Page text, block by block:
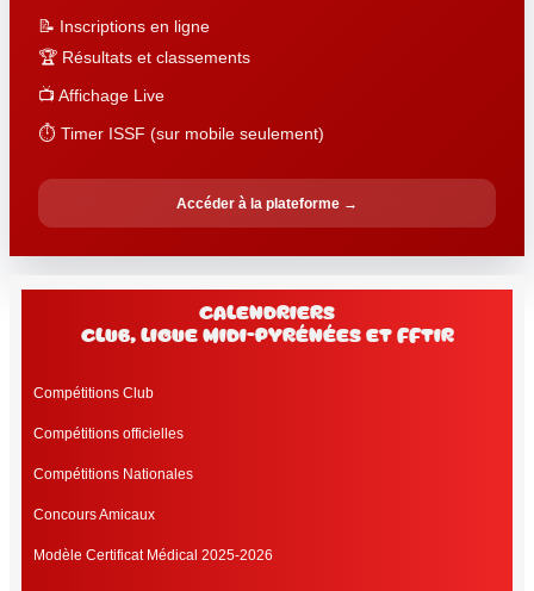
📝 Inscriptions en ligne
🏆 Résultats et classements
📺 Affichage Live
⏱️ Timer ISSF (sur mobile seulement)
Accéder à la plateforme →
Calendriers
club, Ligue Midi-Pyrénées et FFtir
Compétitions Club
Compétitions officielles
Compétitions Nationales
Concours Amicaux
Modèle Certificat Médical 2025-2026